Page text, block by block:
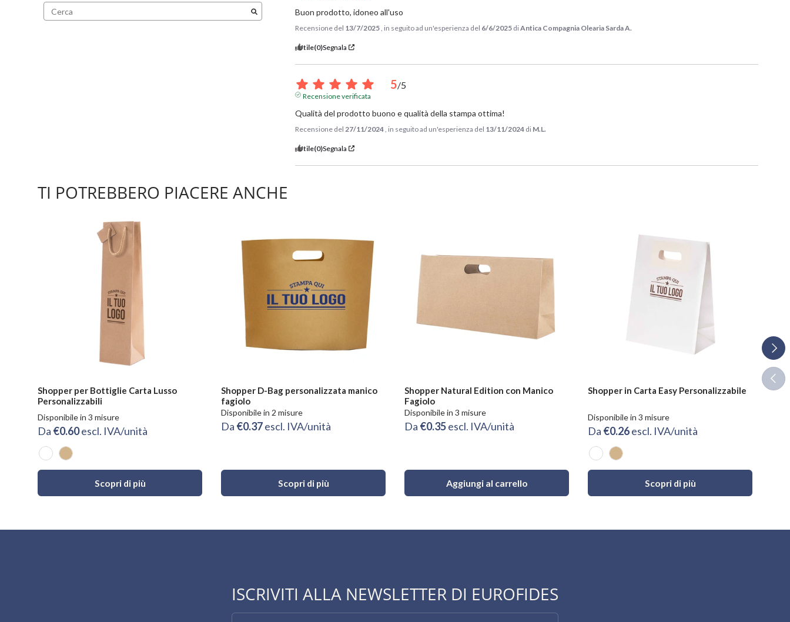
Buon prodotto, idoneo all'uso
Recensione del 13/7/2025 , in seguito ad un'esperienza del 6/6/2025 diAntica Compagnia Olearia Sarda A.
Utile(0)Segnala
5/5
Recensione verificata
Qualità del prodotto buono e qualità della stampa ottima!
Recensione del 27/11/2024 , in seguito ad un'esperienza del 13/11/2024 di M.L.
Utile(0)Segnala
TI POTREBBERO PIACERE ANCHE
Shopper per Bottiglie Carta Lusso
Personalizzabili
Disponibile in 3 misure
Da €0.60escl. IVA/unità
BiancoAvana
Scopri di più
Shopper D-Bag personalizzata manico
fagiolo
Disponibile in 2 misure
Da €0.37escl. IVA/unità
Scopri di più
Shopper Natural Edition con Manico
Fagiolo
Disponibile in 3 misure
Da €0.35escl. IVA/unità
Aggiungi al carrello
Shopper in Carta Easy Personalizzabile
Disponibile in 3 misure
Da €0.26escl. IVA/unità
BiancoAvana
Scopri di più
ISCRIVITI ALLA NEWSLETTER DI EUROFIDES